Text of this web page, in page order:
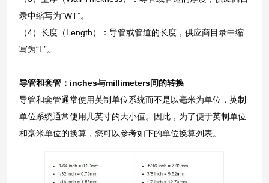
录中缩写为“WT”。
（4）长度（Length）：导管或管道的长度，供应商目录中缩
写为“L”。
导管和套管：inches与millimeters间的转换
导管和套管通常使用英制单位系统而不是以毫米为单位，英制
单位系统通常使用几英寸的大小值。因此，为了便于英制单位
和毫米单位的换算，您可以参考如下的单位换算列表。